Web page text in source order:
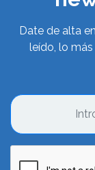
Date de alta
leído, lo